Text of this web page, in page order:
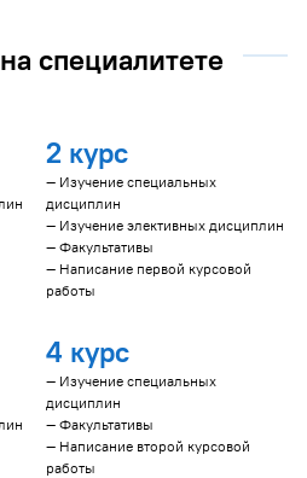
специалитете
2 курс
— Изучение специальных
дисциплин
— Изучение элективных дисциплин
— Факультативы
— Написание первой курсовой
работы
4 курс
— Изучение специальных
дисциплин
— Факультативы
— Написание второй курсовой
работы